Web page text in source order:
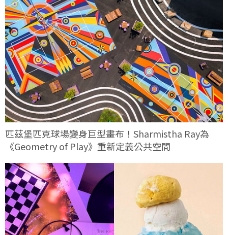
匹茲堡匹克球場變身巨型畫布！Sharmistha Ray為
《Geometry of Play》重新定義公共空間